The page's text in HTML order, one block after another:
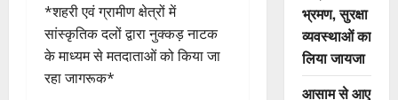
*शहरी एवं ग्रामीण क्षेत्रों में
सांस्कृतिक दलों द्वारा नुक्कड़ नाटक
के माध्यम से मतदाताओं को किया जा
रहा जागरूक*
भ्रमण, सुरक्षा
व्यवस्थाओं का
लिया जायजा
आसाम से आए